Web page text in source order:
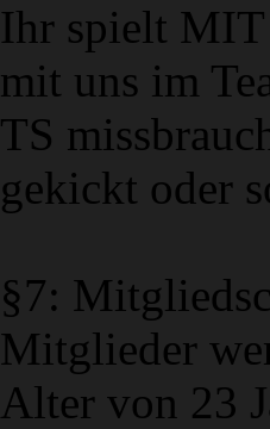
Ihr spielt MIT
mit uns im
TS
gekickt oder
§7:
Mitglieder
Alter von 23